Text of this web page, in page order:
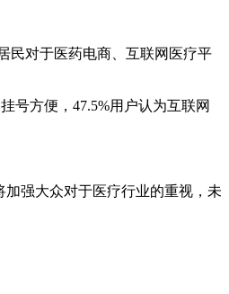
民对于医药电商、互联网医疗平
号方便，47.5%用户认为互联网
强大众对于医疗行业的重视，未